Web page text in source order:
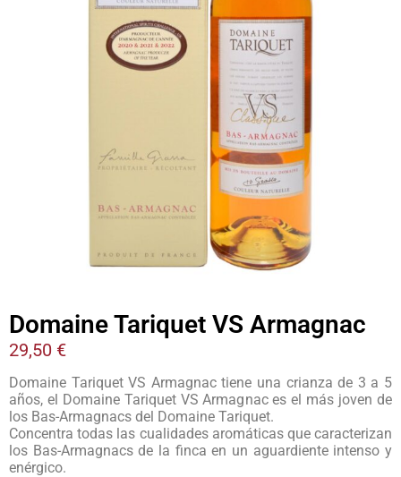
Domaine Tariquet VS Armagnac
29,50 €
Domaine Tariquet VS Armagnac tiene una crianza de 3 a 5
años, el Domaine Tariquet VS Armagnac es el más joven de
los Bas-Armagnacs del Domaine Tariquet.
Concentra todas las cualidades aromáticas que caracterizan
los Bas-Armagnacs de la finca en un aguardiente intenso y
enérgico.